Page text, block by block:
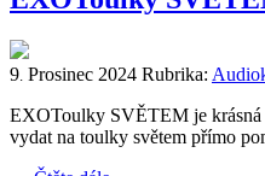
9 Prosinec 2024 Rubrika:
EXOToulky SVĚTEM je krásná
vydat na toulky světem přímo